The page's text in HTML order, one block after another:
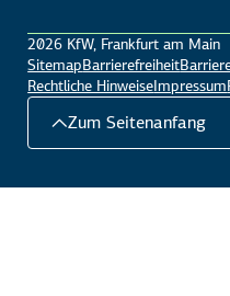
2026 KfW, Frankfurt am Main
SitemapBarrierefreiheit
Rechtliche HinweiseImpressum
Zum Seitenanfang